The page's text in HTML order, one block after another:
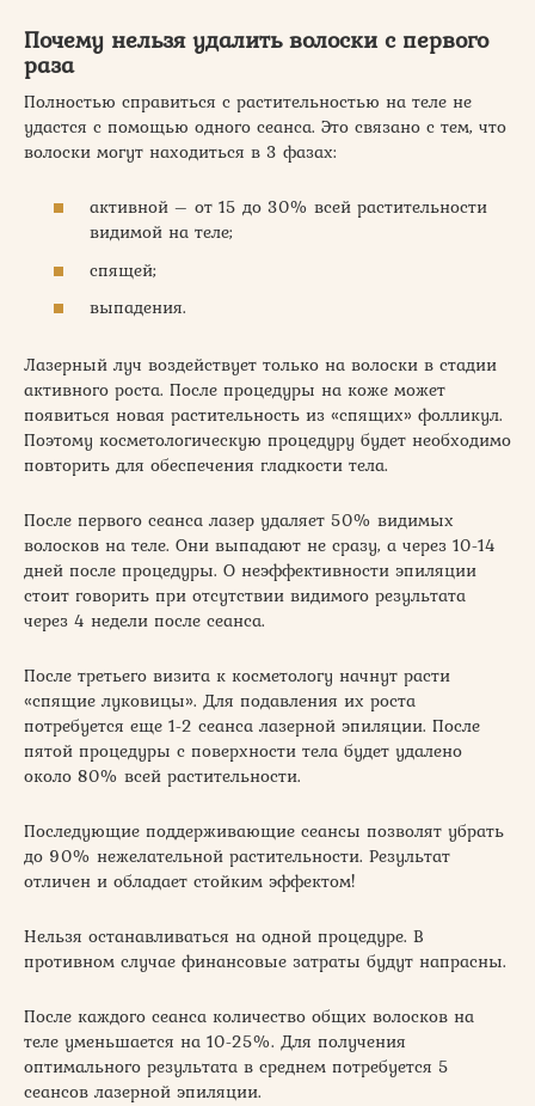
Почему нельзя удалить волоски с первого
раза
Полностью справиться с растительностью на теле не
удастся с помощью одного сеанса. Это связано с тем, что
волоски могут находиться в 3 фазах:
активной – от 15 до 30% всей растительности
видимой на теле;
спящей;
выпадения.
Лазерный луч воздействует только на волоски в стадии
активного роста. После процедуры на коже может
появиться новая растительность из «спящих» фолликул.
Поэтому косметологическую процедуру будет необходимо
повторить для обеспечения гладкости тела.
После первого сеанса лазер удаляет 50% видимых
волосков на теле. Они выпадают не сразу, а через 10-14
дней после процедуры. О неэффективности эпиляции
стоит говорить при отсутствии видимого результата
через 4 недели после сеанса.
После третьего визита к косметологу начнут расти
«спящие луковицы». Для подавления их роста
потребуется еще 1-2 сеанса лазерной эпиляции. После
пятой процедуры с поверхности тела будет удалено
около 80% всей растительности.
Последующие поддерживающие сеансы позволят убрать
до 90% нежелательной растительности. Результат
отличен и обладает стойким эффектом!
Нельзя останавливаться на одной процедуре. В
противном случае финансовые затраты будут напрасны.
После каждого сеанса количество общих волосков на
теле уменьшается на 10-25%. Для получения
оптимального результата в среднем потребуется 5
сеансов лазерной эпиляции.